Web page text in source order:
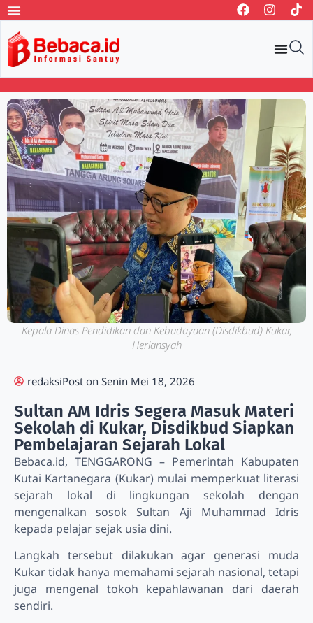
Kepala Dinas Pendidikan dan Kebudayaan (Disdikbud) Kukar,
Heriansyah
redaksiPost on Senin Mei 18, 2026
Sultan AM Idris Segera Masuk Materi
Sekolah di Kukar, Disdikbud Siapkan
Pembelajaran Sejarah Lokal
Bebaca.id, TENGGARONG – Pemerintah Kabupaten
Kutai Kartanegara (Kukar) mulai memperkuat literasi
sejarah lokal di lingkungan sekolah dengan
mengenalkan sosok Sultan Aji Muhammad Idris
kepada pelajar sejak usia dini.
Langkah tersebut dilakukan agar generasi muda
Kukar tidak hanya memahami sejarah nasional, tetapi
juga mengenal tokoh kepahlawanan dari daerah
sendiri.